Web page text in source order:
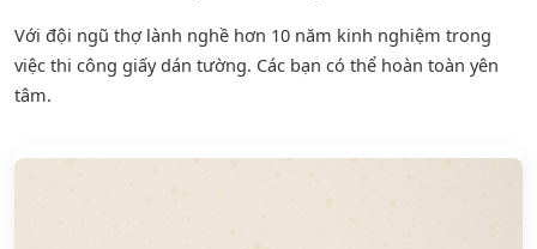
Với đội ngũ thợ lành nghề hơn 10 năm kinh nghiệm trong
việc thi công giấy dán tường. Các bạn có thể hoàn toàn yên
tâm.